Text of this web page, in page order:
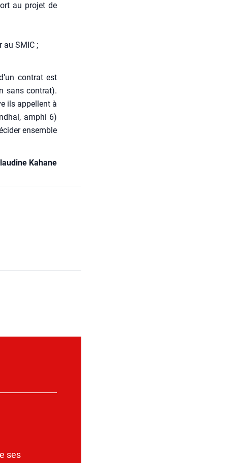
au pro­jet de
au SMIC ;
contrat est
sans contrat).
ils appellent à
amphi 6)
ensemble
Kahane
ses